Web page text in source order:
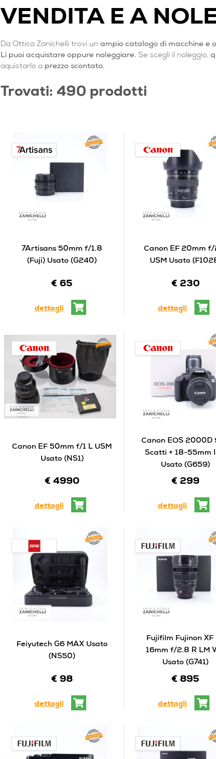
VENDITA E A
Da Ottica Zanichelli trovi un ampio catalogo di macchine e
Li puoi acquistare oppure noleggiare. Se scegli il noleggio,
aquistarlo a prezzo scontato.
Trovati: 490 prodotti
7Artisans 50mm f/1.8
(Fuji) Usato (G240)
€ 65
dettagli
Canon EF 20mm
USM Usato
€ 230
dettagli
Canon EF 50mm f/1 L USM
Usato (NS1)
€ 4990
dettagli
Canon EOS 2000D
Scatti + 18-55mm
Usato (G659)
€ 299
dettagli
Feiyutech G6 MAX Usato
(NS50)
€ 98
dettagli
Fujifilm Fujinon
16mm f/2.8 R LM
Usato (G741)
€ 895
dettagli